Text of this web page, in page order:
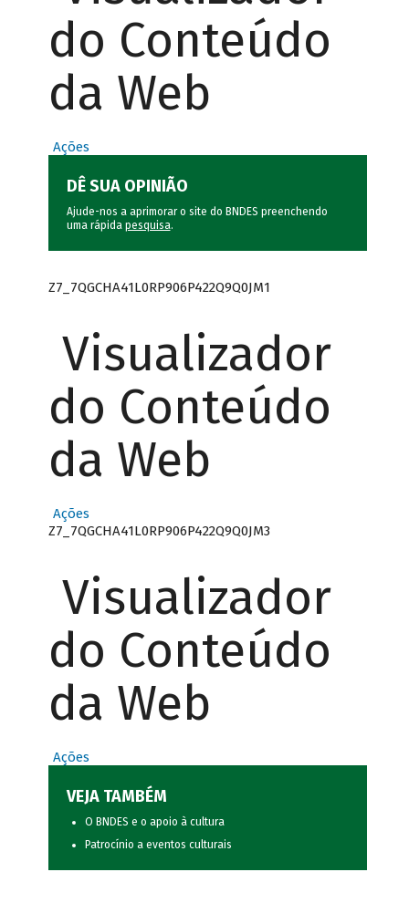
do Conteúdo
da Web
Ações
DÊ SUA OPINIÃO
Ajude-nos a aprimorar o site do BNDES preenchendo
uma rápida pesquisa.
Z7_7QGCHA41L0RP906P422Q9Q0JM1
Visualizador
do Conteúdo
da Web
Ações
Z7_7QGCHA41L0RP906P422Q9Q0JM3
Visualizador
do Conteúdo
da Web
Ações
VEJA TAMBÉM
O BNDES e o apoio à cultura
Patrocínio a eventos culturais